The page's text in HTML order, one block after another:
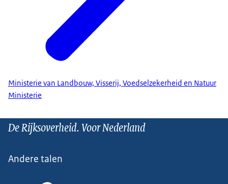
Ministerie van Landbouw, Visserij, Voedselzekerheid en Natuur
Ministerie
De Rijksoverheid. Voor Nederland
Andere talen